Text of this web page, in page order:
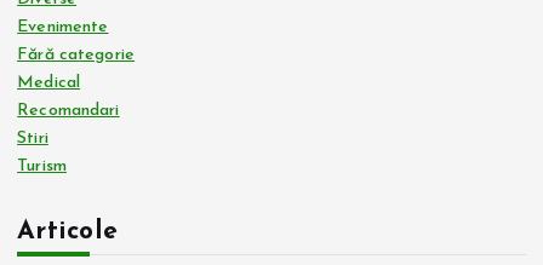
Evenimente
Fără categorie
Medical
Recomandari
Stiri
Turism
Articole